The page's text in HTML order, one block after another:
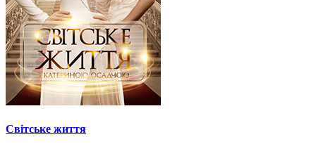
Світське життя